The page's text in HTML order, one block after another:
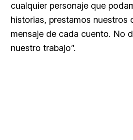
cualquier personaje que
historias, prestamos nuestros
mensaje de cada cuento. No
nuestro trabajo”.